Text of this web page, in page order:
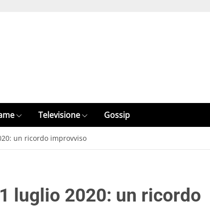
Televisione Gossip
un ricordo improvviso
luglio 2020: un ricordo